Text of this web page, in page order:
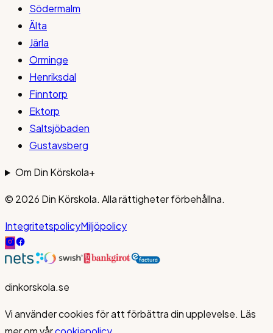
Södermalm
Älta
Järla
Orminge
Henriksdal
Finntorp
Ektorp
Saltsjöbaden
Gustavsberg
Om Din Körskola+
© 2026 Din Körskola. Alla rättigheter förbehållna.
IntegritetspolicyMiljöpolicy
dinkorskola.se
Vi använder cookies för att förbättra din upplevelse. Läs